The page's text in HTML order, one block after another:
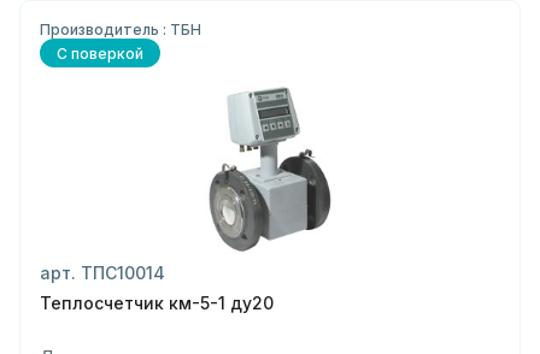
Производитель : ТБН
С поверкой
арт. ТПС10014
Теплосчетчик км-5-1 ду20